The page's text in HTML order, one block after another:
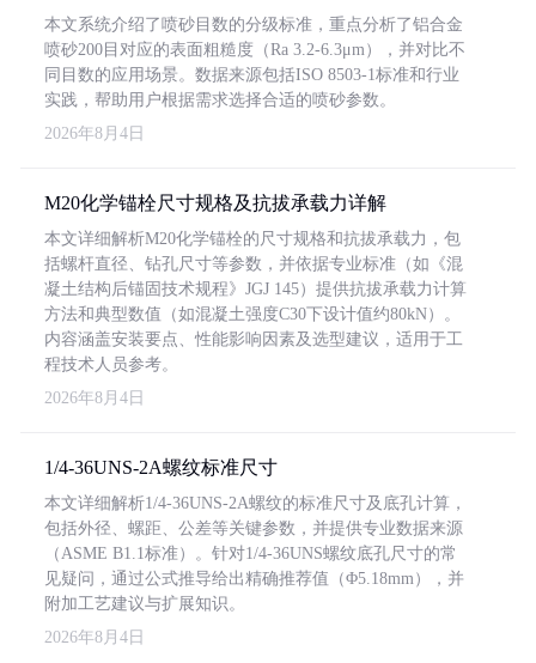
本文系统介绍了喷砂目数的分级标准，重点分析了铝合金
喷砂200目对应的表面粗糙度（Ra 3.2-6.3μm），并对比不
同目数的应用场景。数据来源包括ISO 8503-1标准和行业
实践，帮助用户根据需求选择合适的喷砂参数。
2026年8月4日
M20化学锚栓尺寸规格及抗拔承载力详解
本文详细解析M20化学锚栓的尺寸规格和抗拔承载力，包
括螺杆直径、钻孔尺寸等参数，并依据专业标准（如《混
凝土结构后锚固技术规程》JGJ 145）提供抗拔承载力计算
方法和典型数值（如混凝土强度C30下设计值约80kN）。
内容涵盖安装要点、性能影响因素及选型建议，适用于工
程技术人员参考。
2026年8月4日
1/4-36UNS-2A螺纹标准尺寸
本文详细解析1/4-36UNS-2A螺纹的标准尺寸及底孔计算，
包括外径、螺距、公差等关键参数，并提供专业数据来源
（ASME B1.1标准）。针对1/4-36UNS螺纹底孔尺寸的常
见疑问，通过公式推导给出精确推荐值（Φ5.18mm），并
附加工艺建议与扩展知识。
2026年8月4日